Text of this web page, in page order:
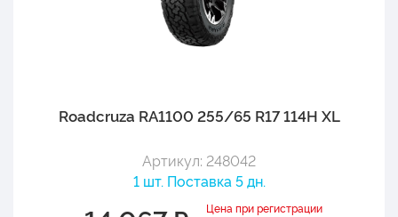
Roadcruza RA1100 255/65 R17 114H XL
Артикул: 248042
1 шт. Поставка 5 дн.
Цена при регистрации